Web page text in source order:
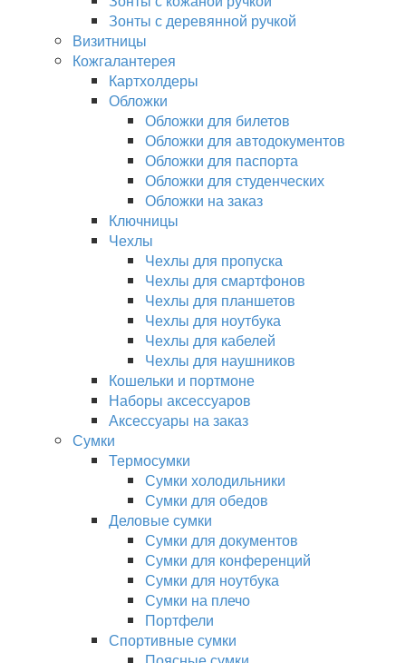
Зонты с деревянной ручкой
Визитницы
Кожгалантерея
Картхолдеры
Обложки
Обложки для билетов
Обложки для автодокументов
Обложки для паспорта
Обложки для студенческих
Обложки на заказ
Ключницы
Чехлы
Чехлы для пропуска
Чехлы для смартфонов
Чехлы для планшетов
Чехлы для ноутбука
Чехлы для кабелей
Чехлы для наушников
Кошельки и портмоне
Наборы аксессуаров
Аксессуары на заказ
Сумки
Термосумки
Сумки холодильники
Сумки для обедов
Деловые сумки
Сумки для документов
Сумки для конференций
Сумки для ноутбука
Сумки на плечо
Портфели
Спортивные сумки